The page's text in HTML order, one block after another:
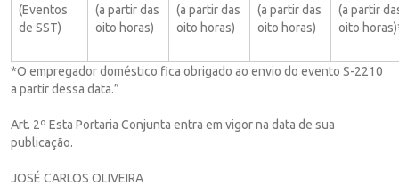
(Eventos
de SST)
(a partir das
oito horas)
(a partir das
oito horas)
(a partir das
oito horas)
(a partir
oito
*O empregador doméstico fica obrigado ao envio do evento S-2210
a partir dessa data.”
Art. 2º Esta Portaria Conjunta entra em vigor na data de sua
publicação.
JOSÉ CARLOS OLIVEIRA